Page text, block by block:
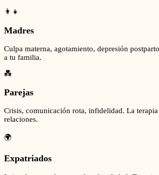
👩‍👧
Madres
Culpa materna, agotamiento, depresión
a tu familia.
💑
Parejas
Crisis, comunicación rota, infidelidad. La terapia
relaciones.
🌍
Expatriados